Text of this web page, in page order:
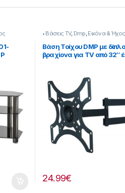
• Βάσεις TV, Dmp Εικόνα & Ήχος
Βάση Τοίχου DMP με δίπλο
βραχίονα για TV από 32″
24.99€